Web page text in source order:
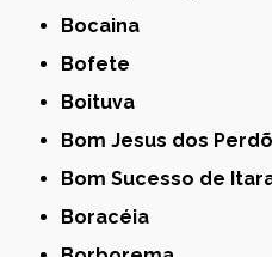
Bocaina
Bofete
Boituva
Bom Jesus dos
Bom Sucesso de
Boracéia